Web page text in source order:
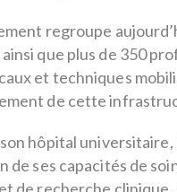
regroupe
que plus de 350
et techniques
de cette
hôpital universitaire,
de ses capacités de